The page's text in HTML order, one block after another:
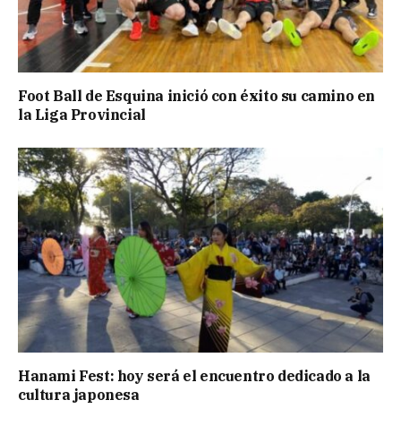
Foot Ball de Esquina inició con éxito su camino en
la Liga Provincial
Hanami Fest: hoy será el encuentro dedicado a la
cultura japonesa